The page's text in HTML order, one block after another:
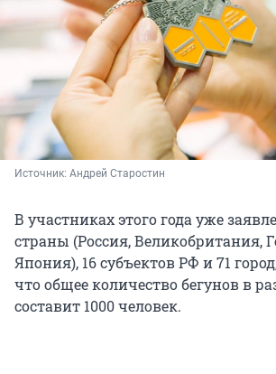
Источник: Андрей Старостин
В участниках этого года уже
страны (Россия, Великобритания,
Япония), 16 субъектов РФ и 71
что общее количество бегунов в
составит 1000 человек.